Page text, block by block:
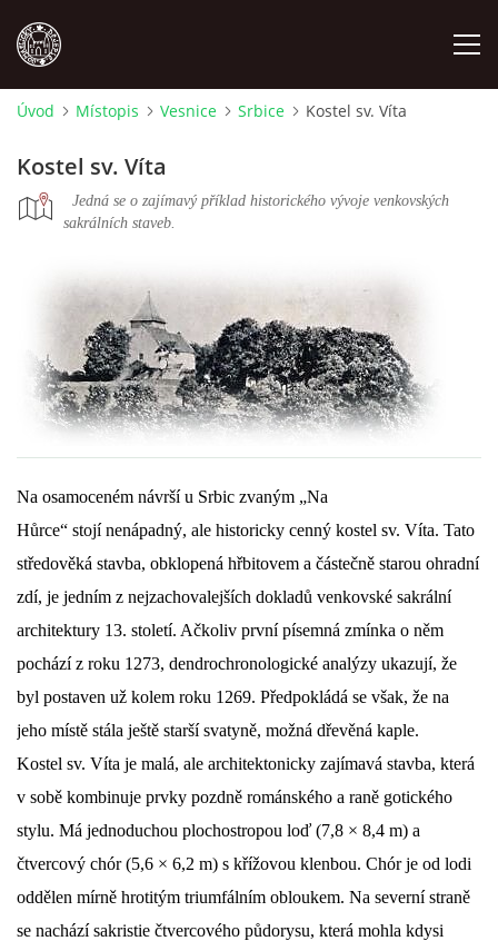
NÁRODOPIS
OSTATNÍ
ODKAZY
DŮL NA SLÍDU (NA KOLE)
Kontakt:
tel. 773 916 275
info@domdej.cz
--------------------------------------------------------------
Tento projekt je realizován za finanční podpory
města Domažlice.
© 2026 eStránky.cz |Aktualizováno: 17. 7. 2026|Nahoru ↑
Úvod Místopis Vesnice Srbice Kostel sv. Víta
Kostel sv. Víta
Jedná se o zajímavý příklad historického vývoje venkovských
sakrálních staveb.
Na osamoceném návrší u Srbic zvaným „Na
Hůrce“ stojí nenápadný, ale historicky cenný kostel sv. Víta. Tato
středověká stavba, obklopená hřbitovem a částečně starou ohradní
zdí, je jedním z nejzachovalejších dokladů venkovské sakrální
architektury 13. století. Ačkoliv první písemná zmínka o něm
pochází z roku 1273, dendrochronologické analýzy ukazují, že
byl postaven už kolem roku 1269. Předpokládá se však, že na
jeho místě stála ještě starší svatyně, možná dřevěná kaple.
Kostel sv. Víta je malá, ale architektonicky zajímavá stavba, která
v sobě kombinuje prvky pozdně románského a raně gotického
stylu. Má jednoduchou plochostropou loď (7,8 × 8,4 m) a
čtvercový chór (5,6 × 6,2 m) s křížovou klenbou. Chór je od lodi
oddělen mírně hrotitým triumfálním obloukem. Na severní straně
se nachází sakristie čtvercového půdorysu, která mohla kdysi